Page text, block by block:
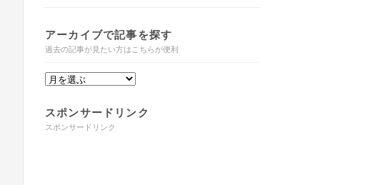
とめ
アーカイブで記事を探す
過去の記事が見たい方はこちらが便利
スポンサードリンク
スポンサードリンク